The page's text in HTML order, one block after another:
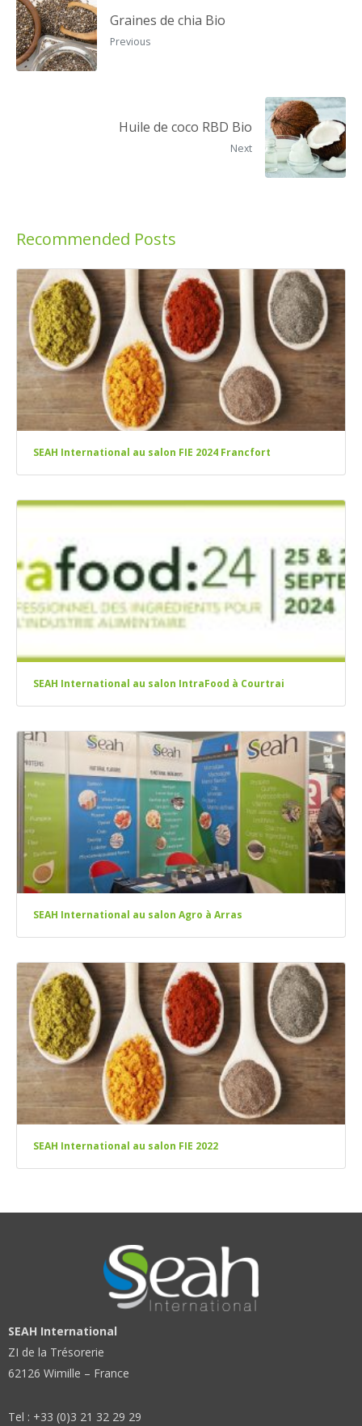
Graines de chia Bio
Previous
Huile de coco RBD Bio
Next
Recommended Posts
SEAH International au salon FIE 2024 Francfort
SEAH International au salon IntraFood à Courtrai
SEAH International au salon Agro à Arras
SEAH International au salon FIE 2022
SEAH International
ZI de la Trésorerie
62126 Wimille – France
Tel : +33 (0)3 21 32 29 29